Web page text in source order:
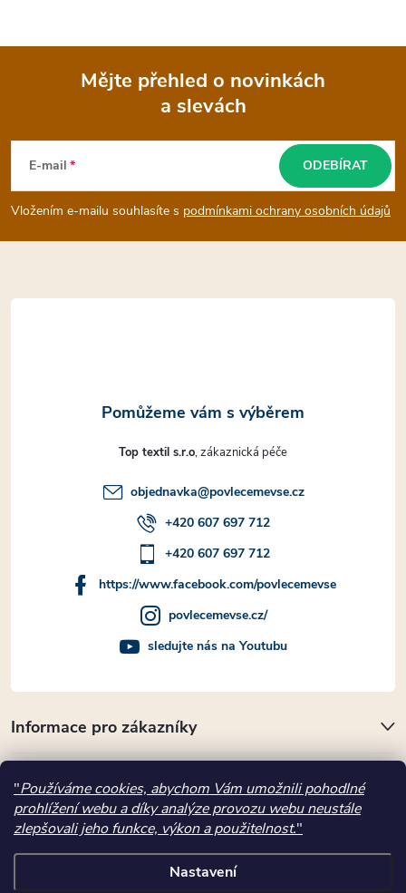
"Používáme cookies, abychom Vám umožnili pohodlné
prohlížení webu a díky analýze provozu webu neustále
zlepšovali jeho funkce, výkon a použitelnost."
Nastavení
p
a
t
Mějte přehled o novinkách
a slevách
E-mail
Vložením e-mailu souhlasíte s podmínkami ochrany osobních údajů
ODEBÍRAT
Informace pro zákazníky
Přijímáme online platby
Kde nás najdete
Top textil s.r.o
objednavka@povlecemevse.cz
+420 607 697 712
+420 607 697 712
https://www.facebook.com/povlecemevse
povlecemevse.cz/
sledujte nás na Youtubu